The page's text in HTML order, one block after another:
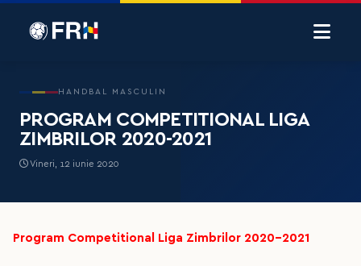
HANDBAL MASCULIN
PROGRAM COMPETITIONAL LIGA
ZIMBRILOR 2020-2021
Vineri, 12 iunie 2020
Program Competitional Liga Zimbrilor 2020-2021